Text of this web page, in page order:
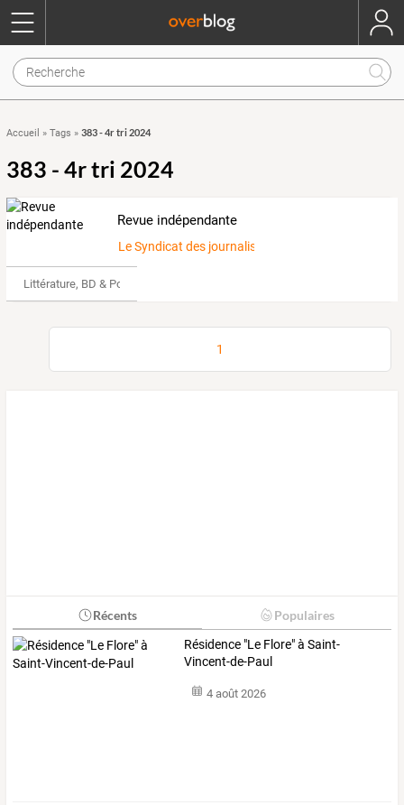
Accueil » Tags » 383 - 4r tri 2024
383 - 4r tri 2024
Revue indépendante
Le Syndicat des journalistes et écrivains
Littérature, BD & Poésie
1
Récents Populaires
Résidence "Le Flore" à Saint-
Vincent-de-Paul
4 août 2026